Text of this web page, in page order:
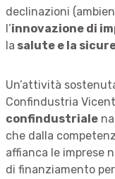
declinazioni
l’innovazione di
la salute e la
Un’attività
Confindustria
confindustriale
che dalla
affianca le imprese
di finanziamento